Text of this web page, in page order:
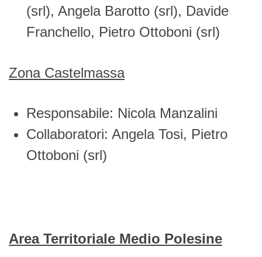
(srl), Angela Barotto (srl), Davide
Franchello, Pietro Ottoboni (srl)
Zona Castelmassa
Responsabile: Nicola Manzalini
Collaboratori: Angela Tosi, Pietro
Ottoboni (srl)
Area Territoriale Medio Polesine